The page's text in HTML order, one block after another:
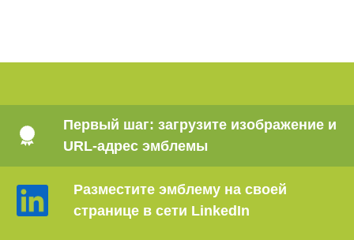
Пропустить РУКОВОДСТВА ПО
Первый шаг: загрузите изображение и
URL-адрес эмблемы
Разместите эмблему на своей
странице в сети LinkedIn